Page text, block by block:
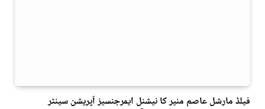
فیلڈ مارشل عاصم منیر کا نیشنل ایمرجنسیز آپریشن سینٹر